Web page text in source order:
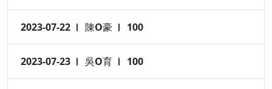
2023-07-22 陳O豪 100
2023-07-23 吳O育 100